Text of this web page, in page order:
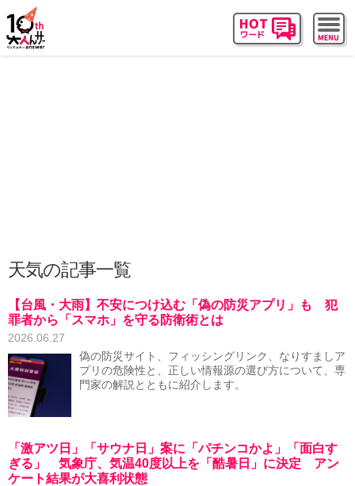
天気の記事一覧
【台風・大雨】不安につけ込む「偽の防災アプリ」も 犯
罪者から「スマホ」を守る防衛術とは
2026.06.27
偽の防災サイト、フィッシングリンク、なりすましア
プリの危険性と、正しい情報源の選び方について、専
門家の解説とともに紹介します。
「激アツ日」「サウナ日」案に「パチンコかよ」「面白す
ぎる」 気象庁、気温40度以上を「酷暑日」に決定 アン
ケート結果が大喜利状態